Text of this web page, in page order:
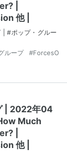
|
他 |
| #ポップ・グルー
ループ #ForcesO
| 2022年04
Much
|
他 |